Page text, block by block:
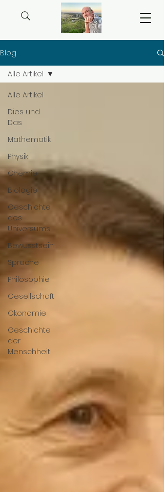
Blog
Alle Artikel
Dies und
Das
Mathematik
Physik
Chemie
Biologie
Geschichte
des
Universums
Bewusstsein
Sprache
Philosophie
Gesellschaft
Ökonomie
Geschichte
der
Menschheit
Alle Artikel